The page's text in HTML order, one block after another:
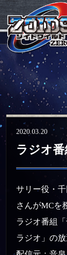
2020.03.20
ラジオ番
サリー役・
さんがMCを
ラジオ番組
ラジオ」の